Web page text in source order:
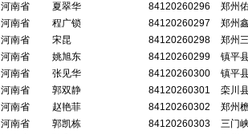
河南省 夏翠华 84120260296
郑州
河南省 程广锁 84120260297
郑州
河南省 宋昆 84120260298
郑州
河南省 姚旭东 84120260299
镇平
河南省 张见华 84120260300
镇平
河南省 郭双静 84120260301
栾川
河南省 赵艳菲 84120260302
郑州
河南省 郭凯栋 84120260303
三门